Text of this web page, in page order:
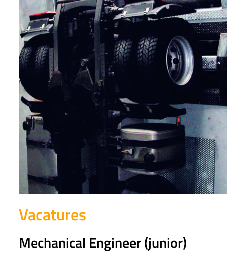
Vacatures
Mechanical Engineer (junior)